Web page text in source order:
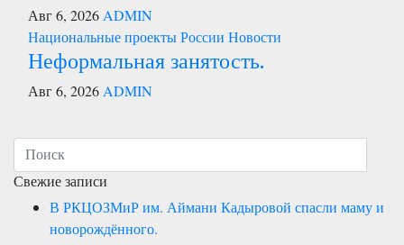
Авг 6, 2026 ADMIN
Национальные проекты России Новости
Неформальная занятость.
Авг 6, 2026 ADMIN
Свежие записи
В РКЦОЗМиР им. Аймани Кадыровой спасли маму и
новорождённого.